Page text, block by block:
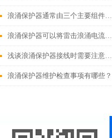
浪涌保护器通常由三个主要组件构成
浪涌保护器可以将雷击浪涌电流快速泄入大地
浅谈浪涌保护器接线时需要注意的问题
浪涌保护器维护检查事项有哪些？